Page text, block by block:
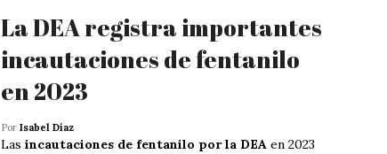
La DEA registra importantes
incautaciones de fentanilo
en 2023
Por Isabel Díaz
Las incautaciones de fentanilo por la DEA en 2023